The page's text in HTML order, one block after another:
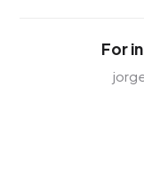
For